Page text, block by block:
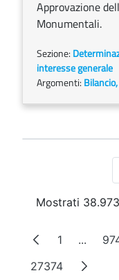
Approvazione
Monumentali.
Sezione:
interesse generale
Argomenti:
Mostrati
Pagina
1 ...
Pagina
27374